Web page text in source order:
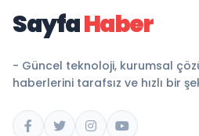
SayfaHaber
- Güncel teknoloji, kurumsal
haberlerini tarafsız ve hızlı bir